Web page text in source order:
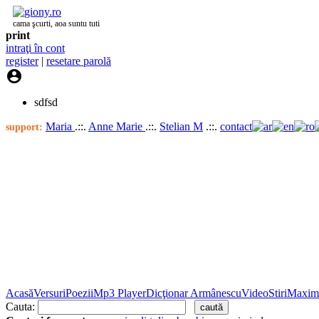
cama şcurti, aoa suntu tuti
print
intraţi în cont
register| resetare parolă

sdfsd
support: Maria .::. Anne Marie .::. Stelian M .::. contact
AcasăVersuriPoeziiMp3 PlayerDicţionar ArmânescuVideoStiri
Cauta: